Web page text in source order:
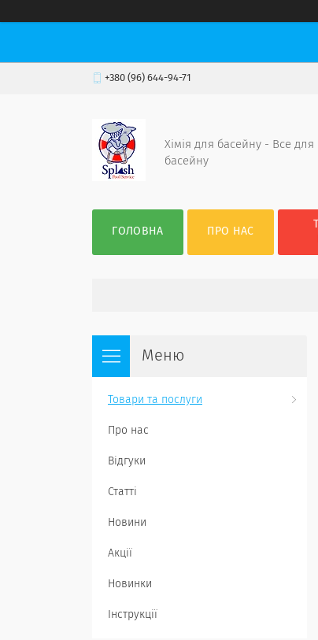
+380 (96) 644-94-71
Хімія для басейну - Все для
басейну
ГОЛОВНА ПРО НАС
Товари та послуги
Про нас
Відгуки
Статті
Новини
Акції
Новинки
Інструкції